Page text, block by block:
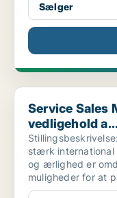
Sælger
Service Sales
Service Sales
vedligehold a...
stærk international
og ærlighed er
muligheder for at